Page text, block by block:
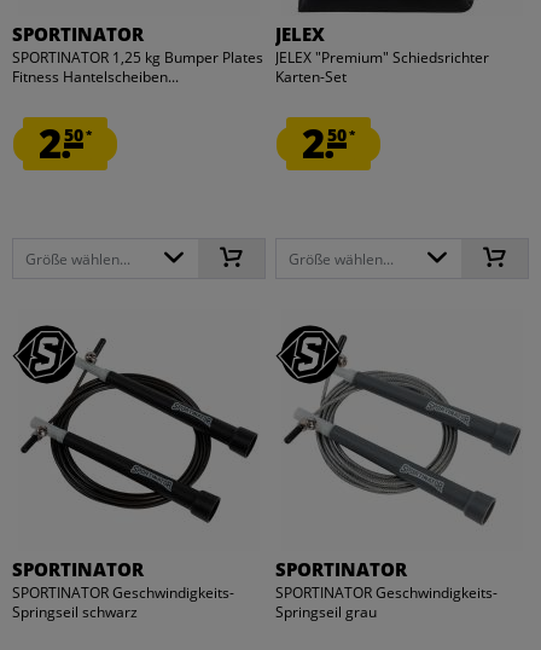
SPORTINATOR
SPORTINATOR 1,25 kg Bumper Plates
Fitness Hantelscheiben...
2.50*
Größe wählen...
JELEX
JELEX "Premium" Schiedsrichter
Karten-Set
2.50*
Größe wählen...
SPORTINATOR
SPORTINATOR Geschwindigkeits-
Springseil schwarz
SPORTINATOR
SPORTINATOR Geschwindigkeits-
Springseil grau